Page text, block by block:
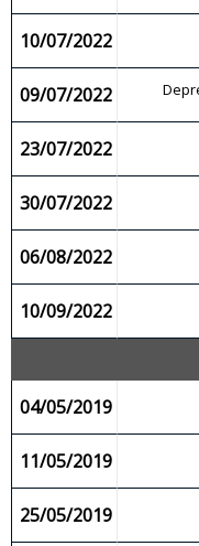
10/07/2022
09/07/2022
23/07/2022
30/07/2022
06/08/2022
10/09/2022
04/05/2019
11/05/2019
25/05/2019